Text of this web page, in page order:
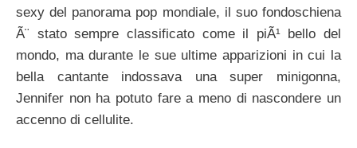
sexy del panorama pop mondiale, il suo fondoschiena
Ã¨ stato sempre classificato come il piÃ¹ bello del
mondo, ma durante le sue ultime apparizioni in cui la
bella cantante indossava una super minigonna,
Jennifer non ha potuto fare a meno di nascondere un
accenno di cellulite.